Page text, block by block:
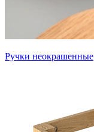
Ручки неокрашенные